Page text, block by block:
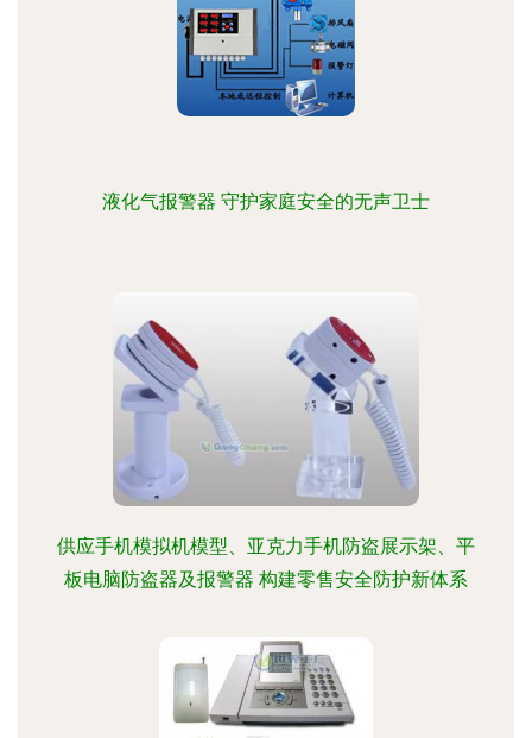
液化气报警器 守护家庭安全的无声卫士
供应手机模拟机模型、亚克力手机防盗展示架、平
板电脑防盗器及报警器 构建零售安全防护新体系